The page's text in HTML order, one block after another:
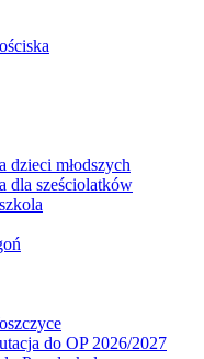
dzieci młodszych
dla sześciolatków
do OP 2026/2027